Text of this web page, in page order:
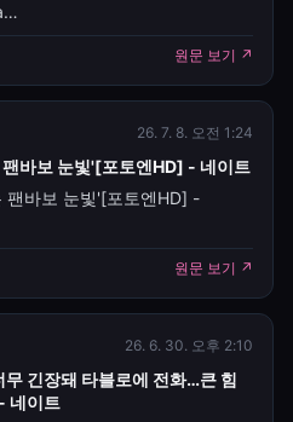
rss/articles/
원문 보기 ↗
26. 7. 8. 오전 1:24
바보 눈빛'[포토엔HD] - 네이트
팬바보 눈빛'[포토엔HD] -
rss/articles/
티즈 홍중 '꿀 떨어지는 팬바보
원문 보기 ↗
26. 6. 30. 오후 2:10
긴장돼 타블로에 전화…큰 힘
네이트